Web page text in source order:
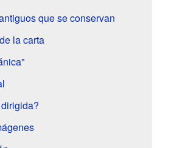
que se conservan
la carta